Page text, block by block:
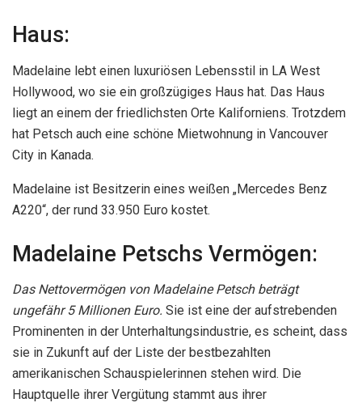
Haus:
Madelaine lebt einen luxuriösen Lebensstil in LA West
Hollywood, wo sie ein großzügiges Haus hat. Das Haus
liegt an einem der friedlichsten Orte Kaliforniens. Trotzdem
hat Petsch auch eine schöne Mietwohnung in Vancouver
City in Kanada.
Madelaine ist Besitzerin eines weißen „Mercedes Benz
A220“, der rund 33.950 Euro kostet.
Madelaine Petschs Vermögen:
Das Nettovermögen von Madelaine Petsch beträgt
ungefähr 5 Millionen Euro. Sie ist eine der aufstrebenden
Prominenten in der Unterhaltungsindustrie, es scheint, dass
sie in Zukunft auf der Liste der bestbezahlten
amerikanischen Schauspielerinnen stehen wird. Die
Hauptquelle ihrer Vergütung stammt aus ihrer